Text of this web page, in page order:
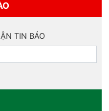
TIN BÁO